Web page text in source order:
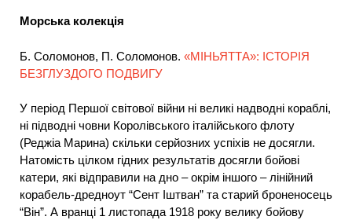
Морська колекція
Б. Соломонов, П. Соломонов. «МІНЬЯТТА»: ІСТОРІЯ
БЕЗГЛУЗДОГО ПОДВИГУ
У період Першої світової війни ні великі надводні кораблі,
ні підводні човни Королівського італійського флоту
(Реджіа Марина) скільки серйозних успіхів не досягли.
Натомість цілком гідних результатів досягли бойові
катери, які відправили на дно – окрім іншого – лінійний
корабель-дредноут “Сент Іштван” та старий броненосець
“Він”. А вранці 1 листопада 1918 року велику бойову